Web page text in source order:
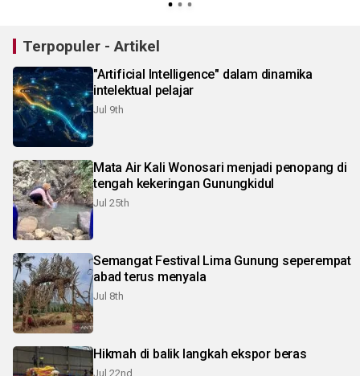
Terpopuler - Artikel
"Artificial Intelligence" dalam dinamika
intelektual pelajar
Jul 9th
Mata Air Kali Wonosari menjadi penopang di
tengah kekeringan Gunungkidul
Jul 25th
Semangat Festival Lima Gunung seperempat
abad terus menyala
Jul 8th
Hikmah di balik langkah ekspor beras
Jul 22nd